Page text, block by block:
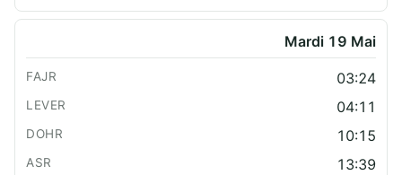
Mardi 19 Mai
03:24
04:11
10:15
13:39